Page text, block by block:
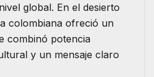
global. En el desierto
colombiana ofreció un
combinó potencia
y un mensaje claro